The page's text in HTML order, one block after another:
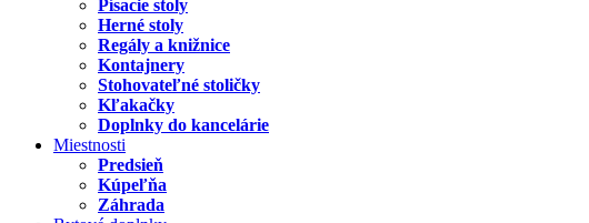
Písacie stoly
Herné stoly
Regály a knižnice
Kontajnery
Stohovateľné stoličky
Kľakačky
Doplnky do kancelárie
Miestnosti
Predsieň
Kúpeľňa
Záhrada